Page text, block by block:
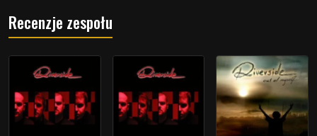
Recenzje zespołu